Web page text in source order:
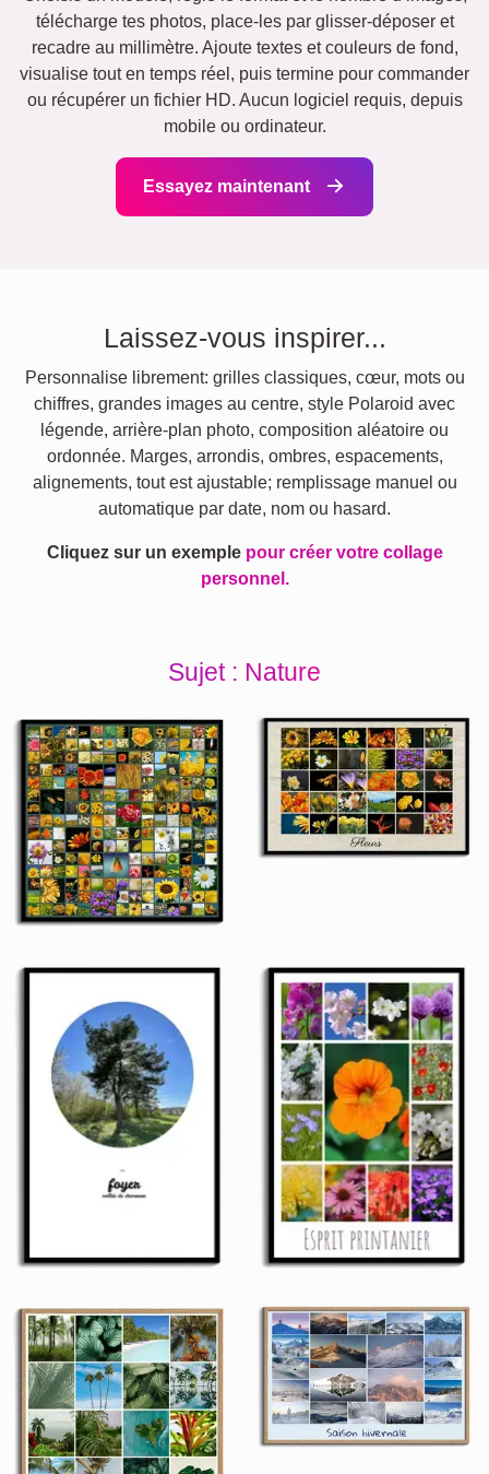
télécharge tes photos, place-les par glisser-déposer et
recadre au millimètre. Ajoute textes et couleurs de fond,
visualise tout en temps réel, puis termine pour commander
ou récupérer un fichier HD. Aucun logiciel requis, depuis
mobile ou ordinateur.
Essayez maintenant
Laissez-vous inspirer...
Personnalise librement: grilles classiques, cœur, mots ou
chiffres, grandes images au centre, style Polaroid avec
légende, arrière-plan photo, composition aléatoire ou
ordonnée. Marges, arrondis, ombres, espacements,
alignements, tout est ajustable; remplissage manuel ou
automatique par date, nom ou hasard.
Cliquez sur un exemple pour créer votre collage
personnel.
Sujet : Nature